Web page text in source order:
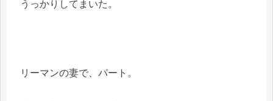
うっかりしてまいた。
リーマンの妻で、パート。